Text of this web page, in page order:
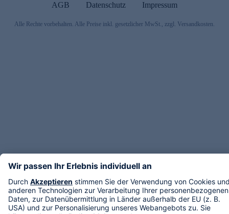
AGB Datenschutz Impressum
Alle Rechte vorbehalten. Alle Preise inkl. gesetzlicher MwSt., zzgl. Versandkosten.